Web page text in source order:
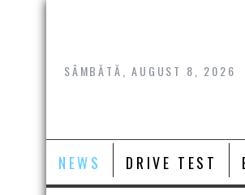
Skip
SÂMBĂTĂ, AUGUST 8, 2026
NEWS DRIVE TEST